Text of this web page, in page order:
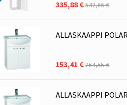
335,88 €542,66 €
ALLASKAAPPI
153,41 €264,55 €
ALLASKAAPPI